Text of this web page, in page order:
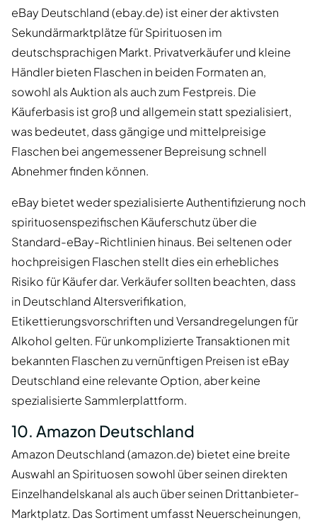
eBay Deutschland (ebay.de) ist einer der aktivsten
Sekundärmarktplätze für Spirituosen im
deutschsprachigen Markt. Privatverkäufer und kleine
Händler bieten Flaschen in beiden Formaten an,
sowohl als Auktion als auch zum Festpreis. Die
Käuferbasis ist groß und allgemein statt spezialisiert,
was bedeutet, dass gängige und mittelpreisige
Flaschen bei angemessener Bepreisung schnell
Abnehmer finden können.
eBay bietet weder spezialisierte Authentifizierung noch
spirituosenspezifischen Käuferschutz über die
Standard-eBay-Richtlinien hinaus. Bei seltenen oder
hochpreisigen Flaschen stellt dies ein erhebliches
Risiko für Käufer dar. Verkäufer sollten beachten, dass
in Deutschland Altersverifikation,
Etikettierungsvorschriften und Versandregelungen für
Alkohol gelten. Für unkomplizierte Transaktionen mit
bekannten Flaschen zu vernünftigen Preisen ist eBay
Deutschland eine relevante Option, aber keine
spezialisierte Sammlerplattform.
10. Amazon Deutschland
Amazon Deutschland (amazon.de) bietet eine breite
Auswahl an Spirituosen sowohl über seinen direkten
Einzelhandelskanal als auch über seinen Drittanbieter-
Marktplatz. Das Sortiment umfasst Neuerscheinungen,